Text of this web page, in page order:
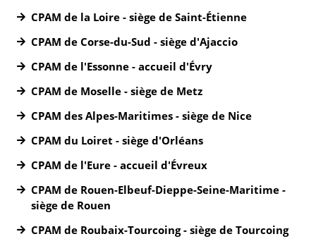
CPAM de la Loire - siège de Saint-Étienne
CPAM de Corse-du-Sud - siège d'Ajaccio
CPAM de l'Essonne - accueil d'Évry
CPAM de Moselle - siège de Metz
CPAM des Alpes-Maritimes - siège de Nice
CPAM du Loiret - siège d'Orléans
CPAM de l'Eure - accueil d'Évreux
CPAM de Rouen-Elbeuf-Dieppe-Seine-Maritime -
siège de Rouen
CPAM de Roubaix-Tourcoing - siège de Tourcoing